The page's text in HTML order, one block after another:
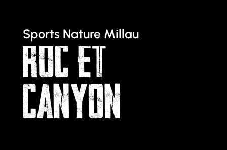
Sports Nature Millau
ROC ET
CANYON